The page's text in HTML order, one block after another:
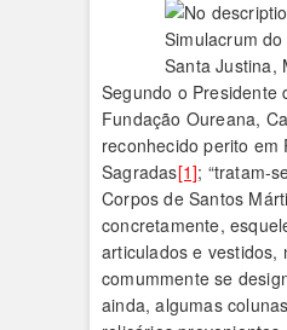
Simulacrum
Santa Justina,
Segundo o Presidente
Fundação Oureana,
reconhecido perito em
Sagradas[1]; “tratam-
Corpos de Santos
concretamente,
articulados e vestidos,
comummente se
ainda, algumas